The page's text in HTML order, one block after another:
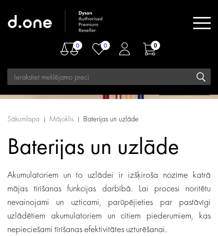
0 0 0
Sākumlapa Mājoklis Baterijas un uzlāde
Baterijas un uzlāde
Akumulatoriem un to uzlādei ir izšķiroša nozīme katrā
mājas tīrīšanas funkcijas darbībā. Lai procesi noritētu
nevainojami un uzticami, parūpējieties par pastāvīgi
uzlādētiem akumulatoriem un citiem piederumiem, kas
nepieciešami tīrīšanas efektivitātes uzturēšanai.